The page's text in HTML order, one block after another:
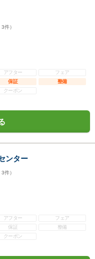
3件）
アフター
フェア
保証
整備
クーポン
ンター
3件）
アフター
フェア
保証
整備
クーポン